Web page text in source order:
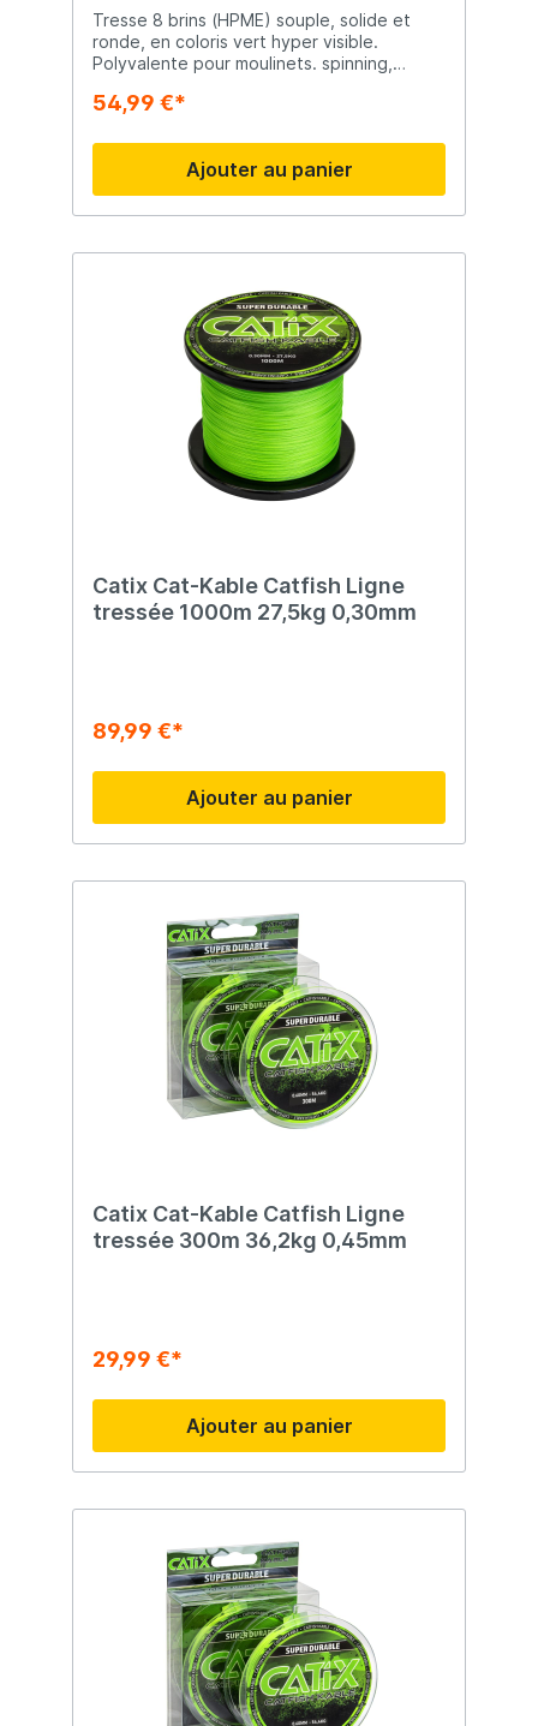
Tresse 8 brins (HPME) souple, solide et
ronde, en coloris vert hyper visible.
Polyvalente pour moulinets. spinning,
54,99 €*
Ajouter au panier
Catix Cat-Kable Catfish Ligne
tressée 1000m 27,5kg 0,30mm
89,99 €*
Ajouter au panier
Catix Cat-Kable Catfish Ligne
tressée 300m 36,2kg 0,45mm
29,99 €*
Ajouter au panier